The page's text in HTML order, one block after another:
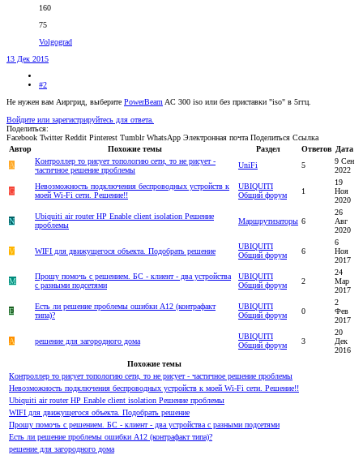
160
75
Volgograd
13 Дек 2015
#2
Не нужен вам Аиргрид, выберите PowerBeam AC 300 iso или без приставки "iso" в 5ггц.
Войдите или зарегистрируйтесь для ответа.
Поделиться:
Facebook Twitter Reddit Pinterest Tumblr WhatsApp Электронная почта Поделиться Ссылка
Автор
Похожие темы Раздел Ответов Дата
A
Контроллер то рисует топологию сети, то не рисует -
частичное решение проблемы
UniFi 5
9 Сен
2022
G
Невозможность подключения беспроводных устройств к
моей Wi-Fi сети. Решение!!
UBIQUITI
Общий форум
1
19
Ноя
2020
N
Ubiquiti air router HP Enable client isolation Решение
проблемы
Маршрутизаторы 6
26
Авг
2020
V WIFI для движущегося объекта. Подобрать решение
UBIQUITI
Общий форум
6
6
Ноя
2017
M
Прошу помочь с решением. БС - клиент - два устройства
с разными подсетями
UBIQUITI
Общий форум
2
24
Мар
2017
E
Есть ли решение проблемы ошибки А12 (контрафакт
типа)?
UBIQUITI
Общий форум
0
2
Фев
2017
A решение для загородного дома
UBIQUITI
Общий форум
3
20
Дек
2016
Похожие темы
Контроллер то рисует топологию сети, то не рисует - частичное решение проблемы
Невозможность подключения беспроводных устройств к моей Wi-Fi сети. Решение!!
Ubiquiti air router HP Enable client isolation Решение проблемы
WIFI для движущегося объекта. Подобрать решение
Прошу помочь с решением. БС - клиент - два устройства с разными подсетями
Есть ли решение проблемы ошибки А12 (контрафакт типа)?
решение для загородного дома